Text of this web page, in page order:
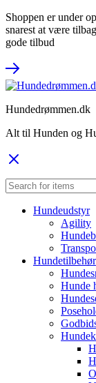
Shoppen er under
snarest at være
gode tilbud
Hundedrømmen.dk
Alt til Hunden og
Hundeudstyr
Agility
Hundetilbehør
Hunde